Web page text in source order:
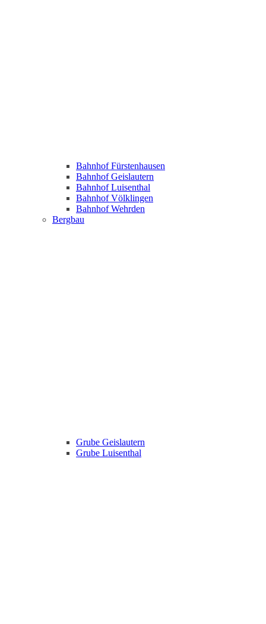
Bahnhof Fürstenhausen
Bahnhof Geislautern
Bahnhof Luisenthal
Bahnhof Völklingen
Bahnhof Wehrden
Bergbau
Grube Geislautern
Grube Luisenthal